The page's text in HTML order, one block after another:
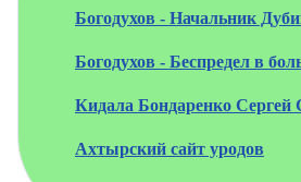
Богодухов - Начальник
Богодухов - Беспредел в
Кидала Бондаренко Сергей
Ахтырский сайт уродов